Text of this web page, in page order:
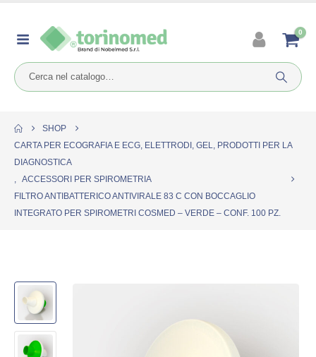
0
SHOP
CARTA PER ECOGRAFIA E ECG, ELETTRODI, GEL, PRODOTTI PER LA
DIAGNOSTICA
, ACCESSORI PER SPIROMETRIA
FILTRO ANTIBATTERICO ANTIVIRALE 83 C CON BOCCAGLIO
INTEGRATO PER SPIROMETRI COSMED – VERDE – CONF. 100 PZ.